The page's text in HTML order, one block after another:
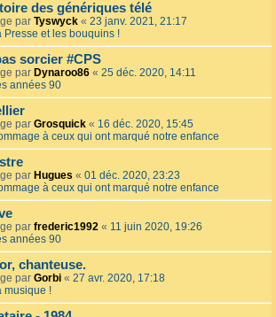
des génériques télé
par Tyswyck « 23 janv. 2021, 21:17
Presse et les bouquins !
sorcier #CPS
par Dynaroo86 « 25 déc. 2020, 14:11
années 90
par Grosquick « 16 déc. 2020, 15:45
à ceux qui ont marqué notre enfance
par Hugues « 01 déc. 2020, 23:23
à ceux qui ont marqué notre enfance
par frederic1992 « 11 juin 2020, 19:26
années 90
chanteuse.
par Gorbi « 27 avr. 2020, 17:18
musique !